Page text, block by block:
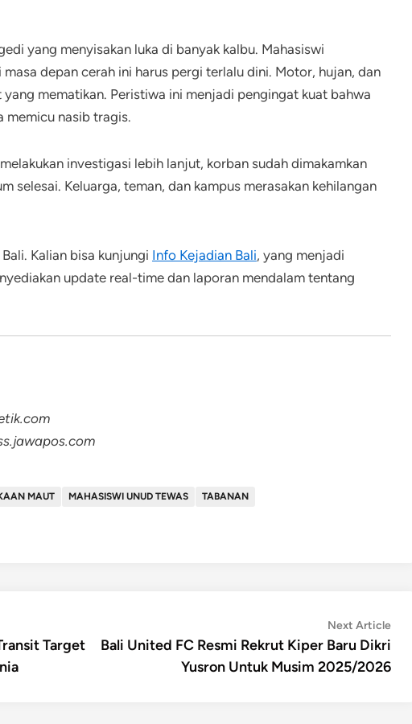
yang menyisakan luka di banyak kalbu. Mahasiswi
depan cerah ini harus pergi terlalu dini. Motor, hujan, dan
mematikan. Peristiwa ini menjadi pengingat kuat bahwa
memicu nasib tragis.
investigasi lebih lanjut, korban sudah dimakamkan
selesai. Keluarga, teman, dan kampus merasakan kehilangan
Kalian bisa kunjungi Info Kejadian Bali, yang menjadi
update real-time dan laporan mendalam tentang
MAUT MAHASISWI UNUD TEWAS TABANAN
Target
Next ArticleNext
Bali United FC Resmi Rekrut Kiper Baru Dikri
Yusron Untuk Musim 2025/2026